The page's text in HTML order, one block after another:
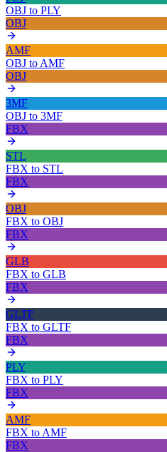
OBJ to PLY
OBJ
AMF
OBJ to AMF
OBJ
3MF
OBJ to 3MF
FBX
STL
FBX to STL
FBX
OBJ
FBX to OBJ
FBX
GLB
FBX to GLB
FBX
GLTF
FBX to GLTF
FBX
PLY
FBX to PLY
FBX
AMF
FBX to AMF
FBX